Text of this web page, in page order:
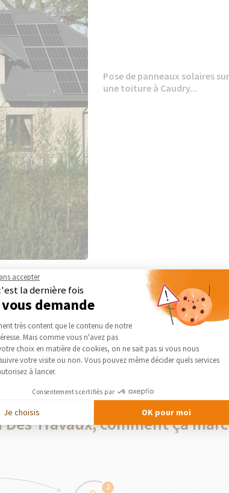
m...
Pose de panneaux solaires sur
une toiture à Caudry...
RÉALISATIONS D’INSTALLATION DE PANNEAU SOLAIRE
Des Travaux, comment ça
2
accepter
la dernière fois
demande
de Gestion du Consentement :
très content que le contenu de notre
Mais comme vous n'avez pas
choix en matière de cookies, on ne sait pas si vous nous
votre visite ou non. Vous pouvez même décider quels services
à lancer.
Consentements certifiés par
Je choisis OK pour moi
Axeptio consent